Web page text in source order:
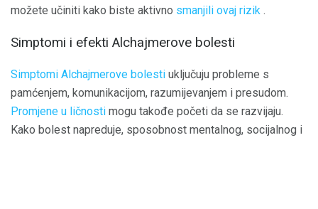
možete učiniti kako biste aktivno smanjili ovaj rizik .
Simptomi i efekti Alchajmerove bolesti
Simptomi Alchajmerove bolesti uključuju probleme s
pamćenjem, komunikacijom, razumijevanjem i presudom.
Promjene u ličnosti mogu takođe početi da se razvijaju.
Kako bolest napreduje, sposobnost mentalnog, socijalnog i